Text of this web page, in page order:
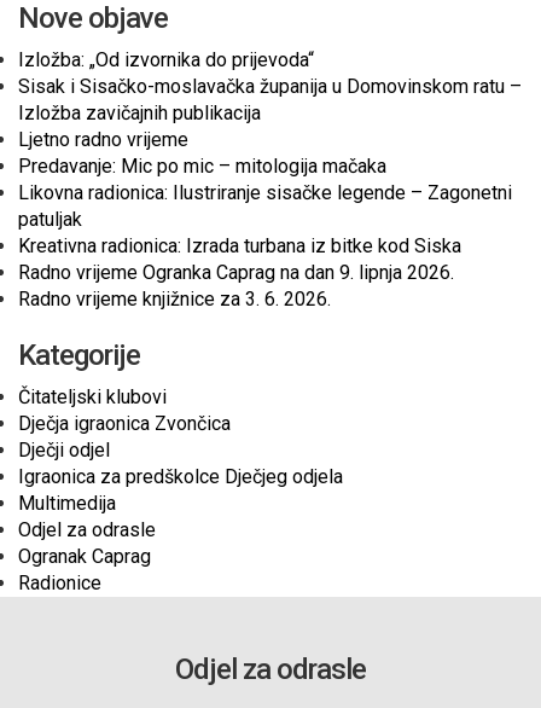
Nove objave
Izložba: „Od izvornika do prijevoda“
Sisak i Sisačko-moslavačka županija u Domovinskom ratu –
Izložba zavičajnih publikacija
Ljetno radno vrijeme
Predavanje: Mic po mic – mitologija mačaka
Likovna radionica: Ilustriranje sisačke legende – Zagonetni
patuljak
Kreativna radionica: Izrada turbana iz bitke kod Siska
Radno vrijeme Ogranka Caprag na dan 9. lipnja 2026.
Radno vrijeme knjižnice za 3. 6. 2026.
Kategorije
Čitateljski klubovi
Dječja igraonica Zvončica
Dječji odjel
Igraonica za predškolce Dječjeg odjela
Multimedija
Odjel za odrasle
Ogranak Caprag
Radionice
Odjel za odrasle